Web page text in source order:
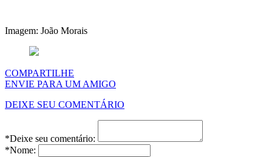
Imagem: João Morais
COMPARTILHE
ENVIE PARA UM AMIGO
DEIXE SEU COMENTÁRIO
*Deixe seu comentário:
*Nome: